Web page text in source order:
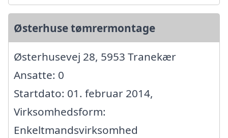
Østerhuse tømrermontage
Østerhusevej 28, 5953 Tranekær
Ansatte: 0
Startdato: 01. februar 2014,
Virksomhedsform:
Enkeltmandsvirksomhed